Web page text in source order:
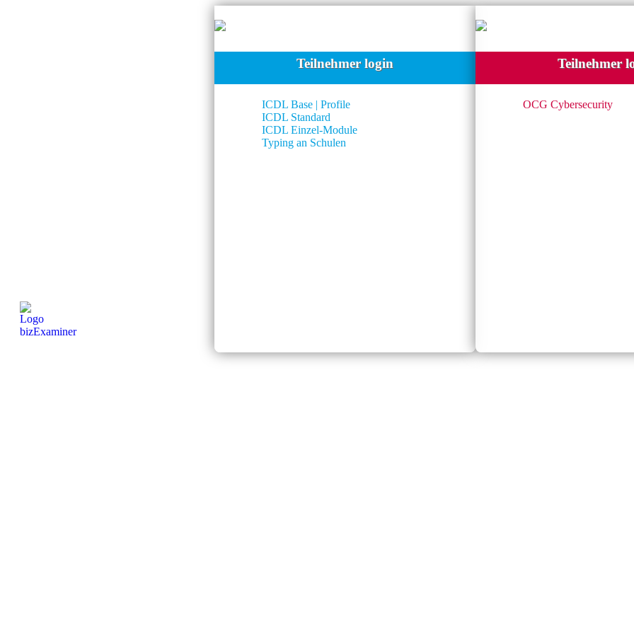
Teilnehmer login
ICDL Base | Profile
ICDL Standard
ICDL Einzel-Module
Typing an Schulen
Teilnehmer
OCG Cybersecurity